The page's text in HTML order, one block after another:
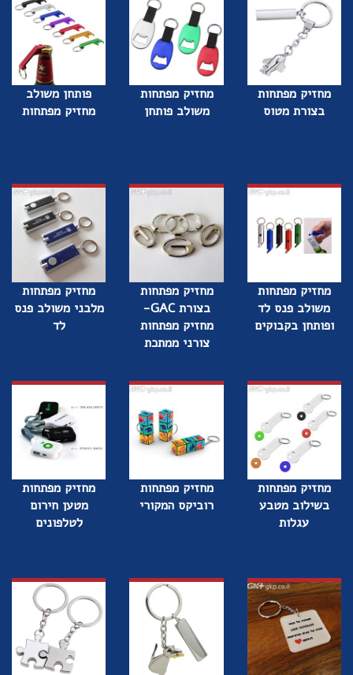
מחזיק מפתחות
בצורת מטוס
מחזיק מפתחות
משולב פותחן
פותחן משולב
מחזיק מפתחות
מחזיק מפתחות
משולב פנס לד
ופותחן בקבוקים
מחזיק מפתחות
בצורת GAC-
מחזיק מפתחות
צורני ממתכת
מחזיק מפתחות
מלבני משולב פנס
לד
מחזיק מפתחות
בשילוב מטבע
עגלות
מחזיק מפתחות
רוביקס המקורי
מחזיק מפתחות
מטען חירום
לטלפונים